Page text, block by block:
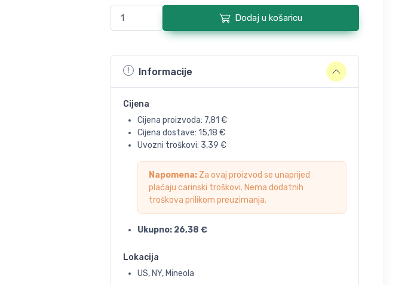
Dodaj u košaricu
Informacije
Cijena
Cijena proizvoda: 7,81 €
Cijena dostave: 15,18 €
Uvozni troškovi: 3,39 €
Napomena:Za ovaj proizvod se unaprijed
plaćaju carinski troškovi. Nema dodatnih
troškova prilikom preuzimanja.
Ukupno: 26,38 €
Lokacija
US, NY, Mineola